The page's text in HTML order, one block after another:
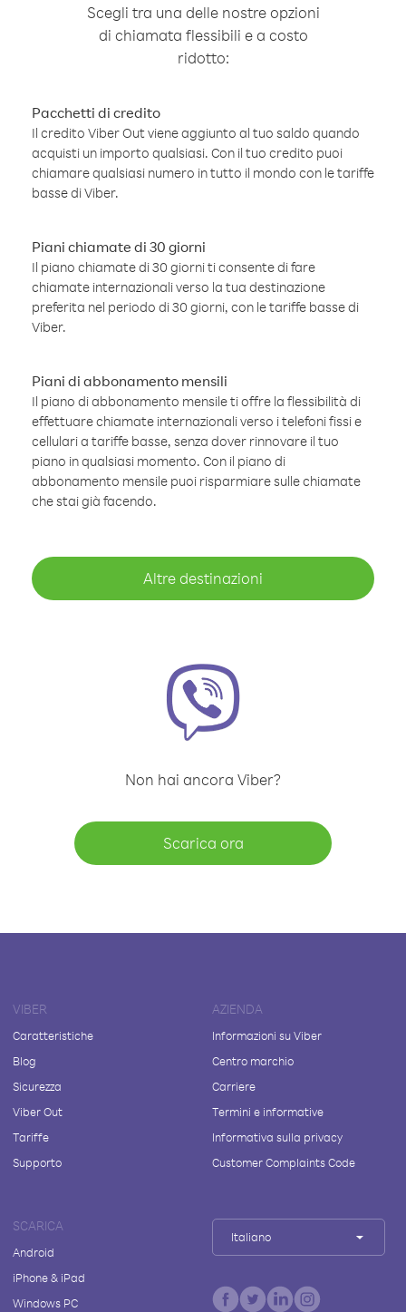
Scegli tra una delle nostre opzioni
di chiamata flessibili e a costo
ridotto:
Pacchetti di credito
Il credito Viber Out viene aggiunto al tuo saldo quando
acquisti un importo qualsiasi. Con il tuo credito puoi
chiamare qualsiasi numero in tutto il mondo con le tariffe
basse di Viber.
Piani chiamate di 30 giorni
Il piano chiamate di 30 giorni ti consente di fare
chiamate internazionali verso la tua destinazione
preferita nel periodo di 30 giorni, con le tariffe basse di
Viber.
Piani di abbonamento mensili
Il piano di abbonamento mensile ti offre la flessibilità di
effettuare chiamate internazionali verso i telefoni fissi e
cellulari a tariffe basse, senza dover rinnovare il tuo
piano in qualsiasi momento. Con il piano di
abbonamento mensile puoi risparmiare sulle chiamate
che stai già facendo.
Altre destinazioni
Non hai ancora Viber?
Scarica ora
VIBER
Caratteristiche
Blog
Sicurezza
Viber Out
Tariffe
Supporto
AZIENDA
Informazioni su Viber
Centro marchio
Carriere
Termini e informative
Informativa sulla privacy
Customer Complaints Code
SCARICA
Android
iPhone & iPad
Windows PC
Italiano